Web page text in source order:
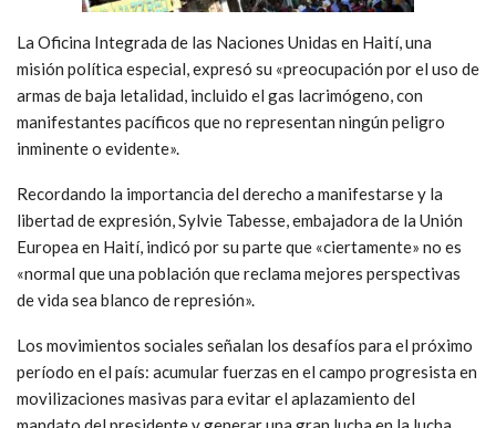
La Oficina Integrada de las Naciones Unidas en Haití, una
misión política especial, expresó su «preocupación por el uso de
armas de baja letalidad, incluido el gas lacrimógeno, con
manifestantes pacíficos que no representan ningún peligro
inminente o evidente».
Recordando la importancia del derecho a manifestarse y la
libertad de expresión, Sylvie Tabesse, embajadora de la Unión
Europea en Haití, indicó por su parte que «ciertamente» no es
«normal que una población que reclama mejores perspectivas
de vida sea blanco de represión».
Los movimientos sociales señalan los desafíos para el próximo
período en el país: acumular fuerzas en el campo progresista en
movilizaciones masivas para evitar el aplazamiento del